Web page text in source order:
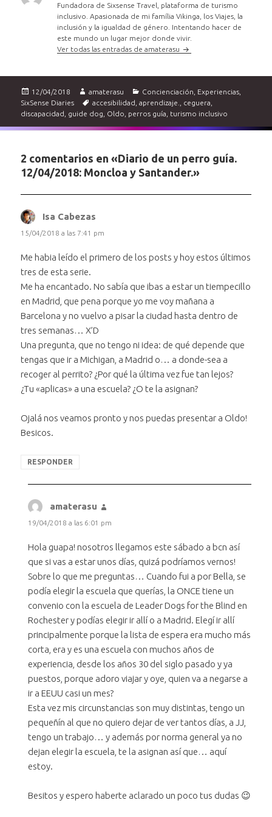
Fundadora de Sixsense Travel, plataforma de turismo
inclusivo. Apasionada de mi família Vikinga, los Viajes, la
inclusión y la igualdad de género. Intentando hacer de
este mundo un lugar mejor donde vivir.
Ver todas las entradas de amaterasu
Publicado
el
12/04/2018 Autor
amaterasu Categorías
Concienciación Experiencias
SixSense Diaries
Etiquetas
accesibilidad ,aprendizaje. ceguera
discapacidad
guide dog Oldo perros guía turismo inclusivo
2 comentarios en «Diario de un perro guía.
12/04/2018: Moncloa y Santander.»
Isa Cabezas
15/04/2018 a las 7:41 pm
Me habia leído el primero de los posts y hoy estos últimos
tres de esta serie.
Me ha encantado. No sabía que ibas a estar un tiempecillo
en Madrid, que pena porque yo me voy mañana a
Barcelona y no vuelvo a pisar la ciudad hasta dentro de
tres semanas… X’D
Una pregunta, que no tengo ni idea: de qué depende que
tengas que ir a Michigan, a Madrid o… a donde-sea a
recoger al perrito? ¿Por qué la última vez fue tan lejos?
¿Tu «aplicas» a una escuela? ¿O te la asignan?
Ojalá nos veamos pronto y nos puedas presentar a Oldo!
Besicos.
RESPONDER
amaterasu
19/04/2018 a las 6:01 pm
Hola guapa! nosotros llegamos este sábado a bcn así
que si vas a estar unos días, quizá podríamos vernos!
Sobre lo que me preguntas… Cuando fui a por Bella, se
podía elegir la escuela que querías, la ONCE tiene un
convenio con la escuela de Leader Dogs for the Blind en
Rochester y podías elegir ir allí o a Madrid. Elegí ir allí
principalmente porque la lista de espera era mucho más
corta, era y es una escuela con muchos años de
experiencia, desde los años 30 del siglo pasado y ya
puestos, porque adoro viajar y oye, quien va a negarse a
ir a EEUU casi un mes?
Esta vez mis circunstancias son muy distintas, tengo un
pequeñín al que no quiero dejar de ver tantos días, a JJ,
tengo un trabajo… y además por norma general ya no
dejan elegir la escuela, te la asignan así que… aquí
estoy.
Besitos y espero haberte aclarado un poco tus dudas 😉